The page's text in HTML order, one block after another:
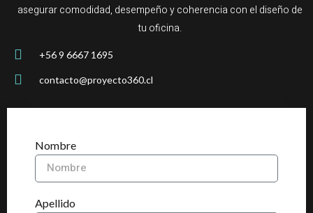
asegurar comodidad, desempeño y coherencia con el diseño de
tu oficina.
+56 9 6667 1695
contacto@proyecto360.cl
Nombre
Apellido